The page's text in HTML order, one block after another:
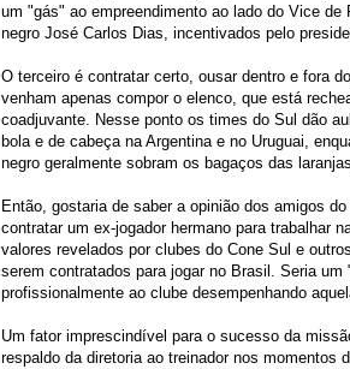
um "gás" ao empreendimento ao lado do Vice de
negro José Carlos Dias, incentivados pelo
O terceiro é contratar certo, ousar dentro e fora
venham apenas compor o elenco, que está
coadjuvante. Nesse ponto os times do Sul dão
bola e de cabeça na Argentina e no Uruguai,
negro geralmente sobram os bagaços das
Então, gostaria de saber a opinião dos amigos
contratar um ex-jogador hermano para trabalhar
valores revelados por clubes do Cone Sul e
serem contratados para jogar no Brasil. Seria
profissionalmente ao clube desempenhando
Um fator imprescindível para o sucesso da
respaldo da diretoria ao treinador nos momentos